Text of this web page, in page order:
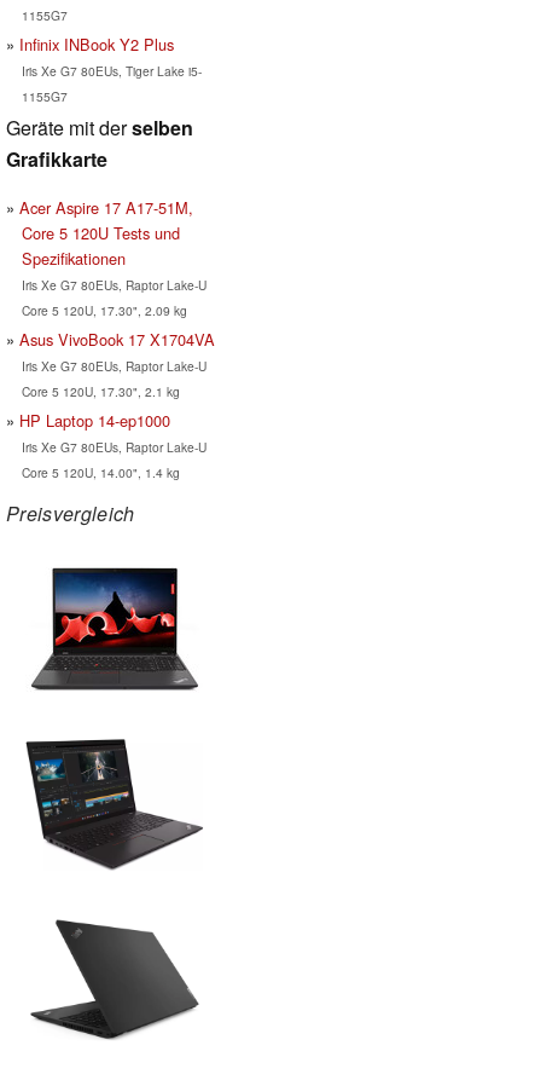
1155G7
Infinix INBook Y2 Plus
Iris Xe G7 80EUs, Tiger Lake i5-
1155G7
Geräte mit derselben
Grafikkarte
Acer Aspire 17 A17-51M,
Core 5 120U Tests und
Spezifikationen
Iris Xe G7 80EUs, Raptor Lake-U
Core 5 120U, 17.30", 2.09 kg
Asus VivoBook 17 X1704VA
Iris Xe G7 80EUs, Raptor Lake-U
Core 5 120U, 17.30", 2.1 kg
HP Laptop 14-ep1000
Iris Xe G7 80EUs, Raptor Lake-U
Core 5 120U, 14.00", 1.4 kg
Preisvergleich